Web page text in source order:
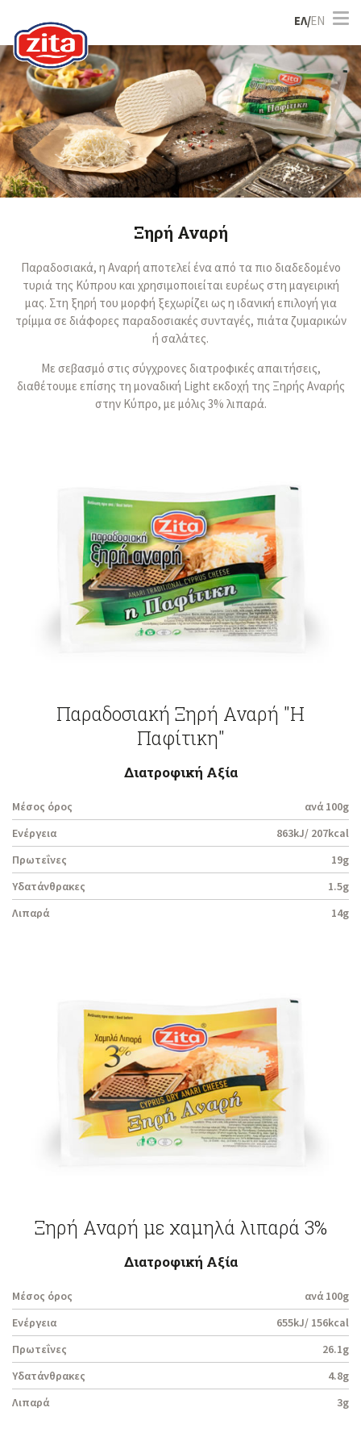
ΕΛ/EN
Ξηρή Αναρή
Παραδοσιακά, η Αναρή αποτελεί ένα από τα πιο διαδεδομένο
τυριά της Κύπρου και χρησιμοποιείται ευρέως στη μαγειρική
μας. Στη ξηρή του μορφή ξεχωρίζει ως η ιδανική επιλογή για
τρίμμα σε διάφορες παραδοσιακές συνταγές, πιάτα ζυμαρικών
ή σαλάτες.
Με σεβασμό στις σύγχρονες διατροφικές απαιτήσεις,
διαθέτουμε επίσης τη μοναδική Light εκδοχή της Ξηρής Αναρής
στην Κύπρο, με μόλις 3% λιπαρά.
Παραδοσιακή Ξηρή Αναρή "Η
Παφίτικη"
Διατροφική Αξία
Μέσος όρος
ανά 100g
Ενέργεια
863kJ/ 207kcal
Πρωτεΐνες
19g
Υδατάνθρακες
1.5g
Λιπαρά
14g
Ξηρή Αναρή με χαμηλά λιπαρά 3%
Διατροφική Αξία
Μέσος όρος
ανά 100g
Ενέργεια
655kJ/ 156kcal
Πρωτεΐνες
26.1g
Υδατάνθρακες
4.8g
Λιπαρά
3g